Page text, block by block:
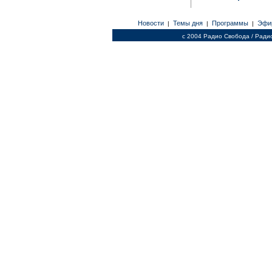
Новости | Темы дня | Программы |
c 2004 Радио Свобода /